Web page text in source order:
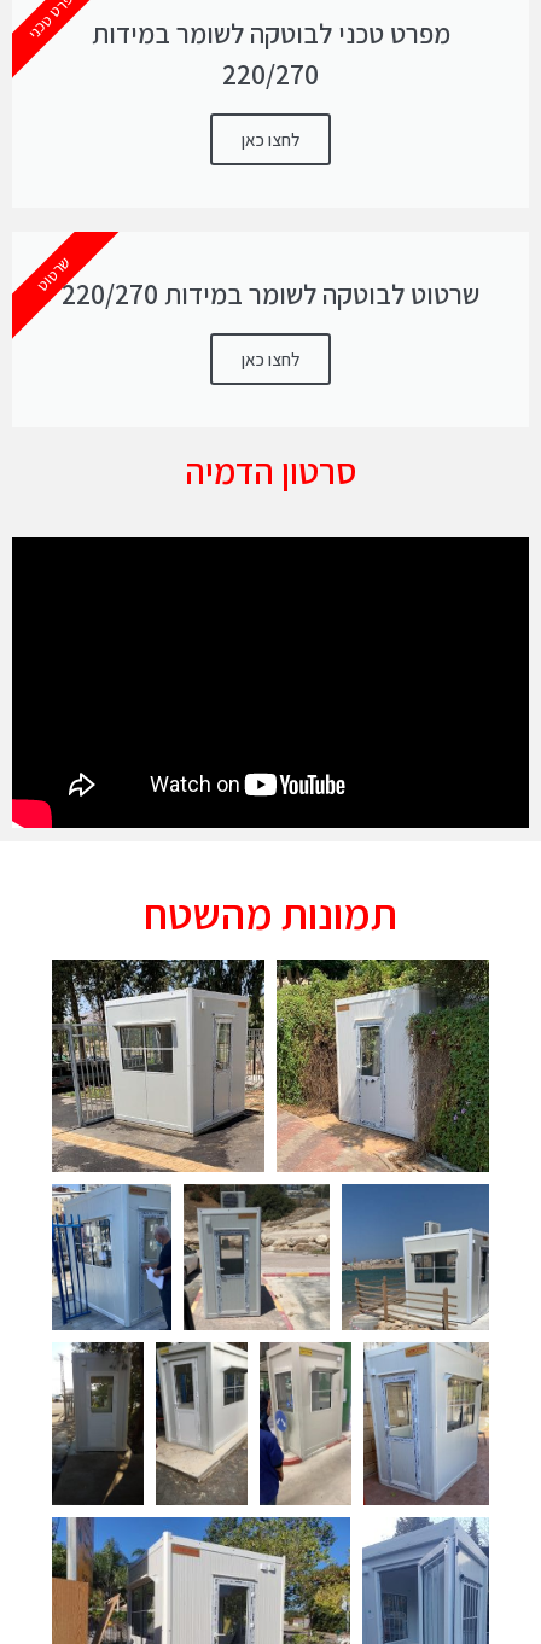
מפרט טכני לבוטקה לשומר במידות
220/270
לחצו כאן
מפרט טכני
שרטוט לבוטקה לשומר במידות 220/270
לחצו כאן
שרטוט
סרטון הדמיה
תמונות מהשטח